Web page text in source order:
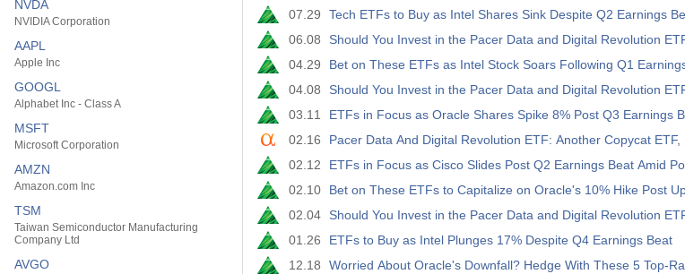
NVDA
NVIDIA Corporation
AAPL
Apple Inc
GOOGL
Alphabet Inc - Class A
MSFT
Microsoft Corporation
AMZN
Amazon.com Inc
TSM
Taiwan Semiconductor Manufacturing
Company Ltd
AVGO
07.29
Tech ETFs to Buy as Intel Shares Sink Despite Q2 Earnings
06.08
Should You Invest in the Pacer Data and Digital Revolution
04.29
Bet on These ETFs as Intel Stock Soars Following Q1
04.08
Should You Invest in the Pacer Data and Digital Revolution
03.11
ETFs in Focus as Oracle Shares Spike 8% Post Q3 Earnings
02.16
Pacer Data And Digital Revolution ETF: Another Copycat
02.12
ETFs in Focus as Cisco Slides Post Q2 Earnings Beat Amid
02.10
Bet on These ETFs to Capitalize on Oracle's 10% Hike Post
02.04
Should You Invest in the Pacer Data and Digital Revolution
01.26
ETFs to Buy as Intel Plunges 17% Despite Q4 Earnings Beat
12.18
Worried About Oracle's Downfall? Hedge With These 5 Top-